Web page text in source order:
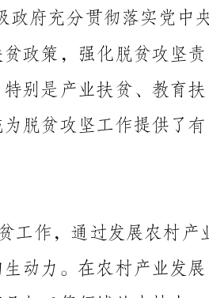
贫和健康扶贫等政策。这些政策的有效实施为脱贫攻坚工作提供了有
和壮大农民收入源泉，激发了贫困地区的内生动力。在农村产业发展